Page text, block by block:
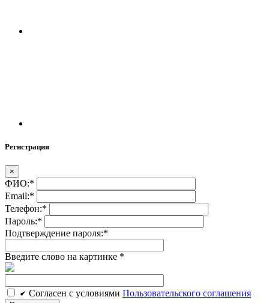
Регистрация
×
ФИО:*
Email:*
Телефон:*
Пароль:*
Подтверждение пароля:*
Введите слово на картинке *
Cогласен c условиями Пользовательского соглашения